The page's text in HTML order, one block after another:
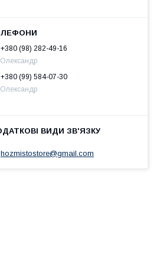
+380 (98) 282-49-16
Олександр
+380 (99) 584-07-30
Олександр
hozmistostore@gmail.com